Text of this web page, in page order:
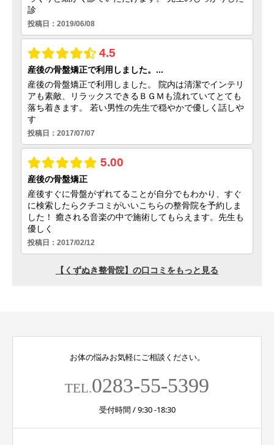
お体の悩みお気軽にご相談ください。
TEL.0283-55-5399
受付時間 / 9:30 -18:30